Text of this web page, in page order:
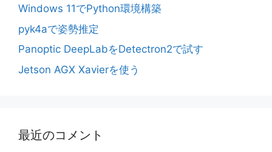
Windows 11でPython環境構築
pyk4aで姿勢推定
Panoptic DeepLabをDetectron2で試す
Jetson AGX Xavierを使う
最近のコメント